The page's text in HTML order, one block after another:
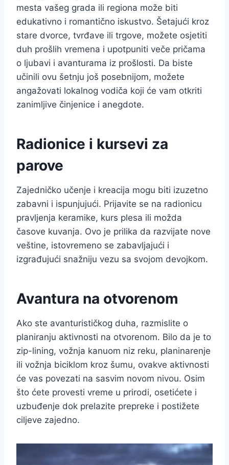
mesta vašeg grada ili regiona može biti
edukativno i romantično iskustvo. Šetajući kroz
stare dvorce, tvrđave ili trgove, možete osjetiti
duh prošlih vremena i upotpuniti veče pričama
o ljubavi i avanturama iz prošlosti. Da biste
učinili ovu šetnju još posebnijom, možete
angažovati lokalnog vodiča koji će vam otkriti
zanimljive činjenice i anegdote.
Radionice i kursevi za
parove
Zajedničko učenje i kreacija mogu biti izuzetno
zabavni i ispunjujući. Prijavite se na radionicu
pravljenja keramike, kurs plesa ili možda
časove kuvanja. Ovo je prilika da razvijate nove
veštine, istovremeno se zabavljajući i
izgrađujući snažniju vezu sa svojom devojkom.
Avantura na otvorenom
Ako ste avanturističkog duha, razmislite o
planiranju aktivnosti na otvorenom. Bilo da je to
zip-lining, vožnja kanuom niz reku, planinarenje
ili vožnja biciklom kroz šumu, ovakve aktivnosti
će vas povezati na sasvim novom nivou. Osim
što ćete provesti vreme u prirodi, osetićete i
uzbuđenje dok prelazite prepreke i postižete
ciljeve zajedno.